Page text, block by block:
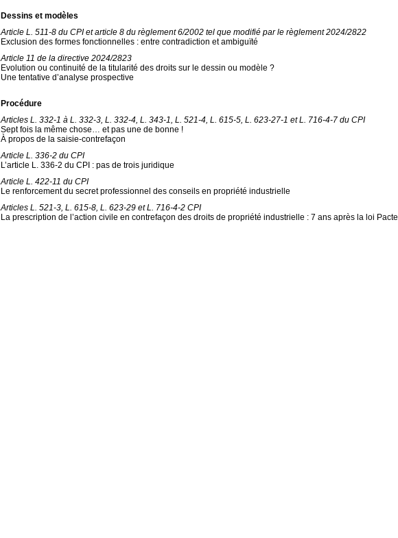
Dessins et modèles
Article L. 511-8 du CPI et article 8 du règlement 6/2002 tel que modifié par le règlement 2024/2822
Exclusion des formes fonctionnelles : entre contradiction et ambiguïté
Article 11 de la directive 2024/2823
Evolution ou continuité de la titularité des droits sur le dessin ou modèle ?
Une tentative d’analyse prospective
Procédure
Articles L. 332-1 à L. 332-3, L. 332-4, L. 343-1, L. 521-4, L. 615-5, L. 623-27-1 et L. 716-4-7 du CPI
Sept fois la même chose… et pas une de bonne !
À propos de la saisie-contrefaçon
Article L. 336-2 du CPI
L’article L. 336-2 du CPI : pas de trois juridique
Article L. 422-11 du CPI
Le renforcement du secret professionnel des conseils en propriété industrielle
Articles L. 521-3, L. 615-8, L. 623-29 et L. 716-4-2 CPI
La prescription de l’action civile en contrefaçon des droits de propriété industrielle : 7 ans après la loi Pacte